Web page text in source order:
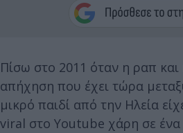
Πίσω στο 2011 όταν η ραπ και
απήχηση που έχει τώρα
μικρό παιδί από την Ηλεία
viral στο Youtube χάρη σε ένα